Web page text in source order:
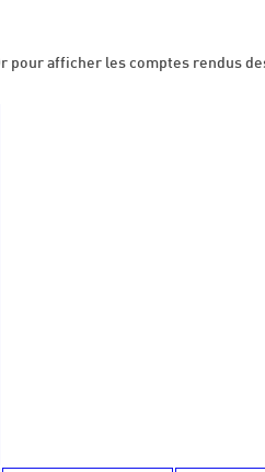
pour afficher les comptes rendus